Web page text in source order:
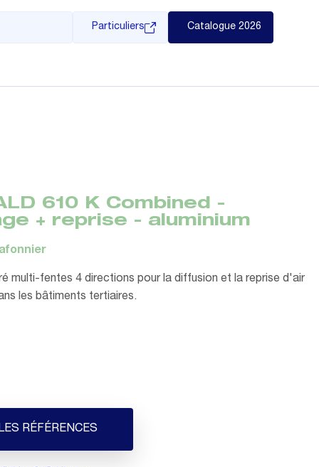
Particuliers Catalogue 2026
610 K Combined -
+ reprise - aluminium
multi-fentes 4 directions pour la diffusion et la reprise d'air
les bâtiments tertiaires.
RÉFÉRENCES